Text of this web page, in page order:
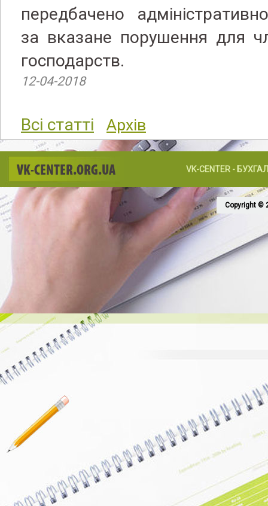
передбачено
за вказане порушення для
господарств.
12-04-2018
Всі статті Архів
VK-CENTER.ORG.UA VK-CENTER -
Copyright ©